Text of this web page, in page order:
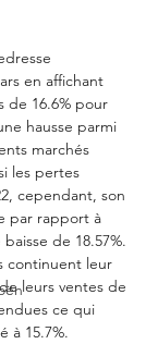
en affichant
de 16.6% pour
hausse parmi
marchés
les pertes
cependant, son
par rapport à
de 18.57%.
continuent leur
leurs ventes de
ce qui
à 15.7%.